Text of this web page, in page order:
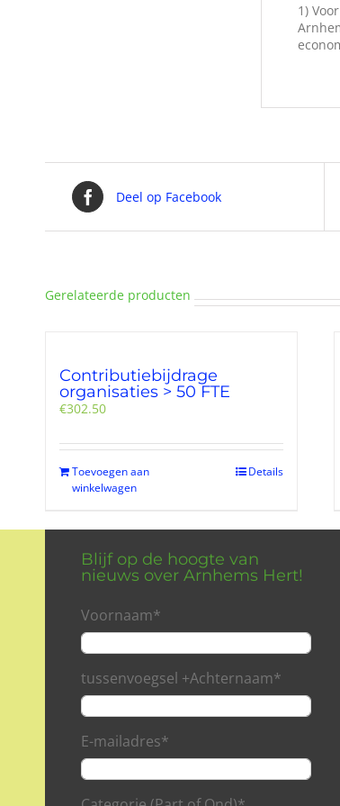
1)
Deel op Facebook
Gerelateerde producten
Contributiebijdrage
organisaties > 50 FTE
€302.50
Toevoegen aan
winkelwagen
Details
Blijf op de hoogte van
nieuws over Arnhems Hert!
Voornaam*
tussenvoegsel +Achternaam*
E-mailadres*